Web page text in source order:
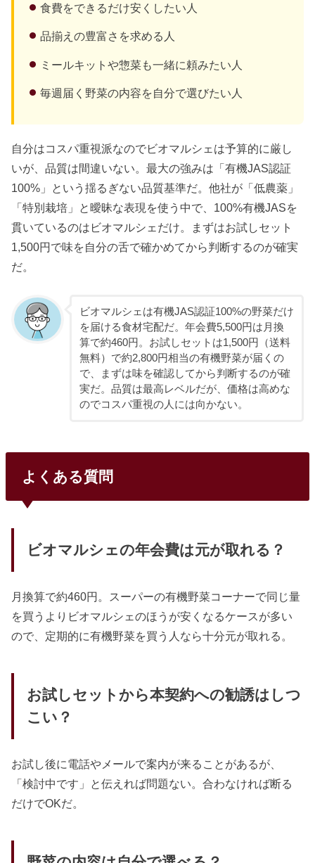
食費をできるだけ安くしたい人
品揃えの豊富さを求める人
ミールキットや惣菜も一緒に頼みたい人
毎週届く野菜の内容を自分で選びたい人
自分はコスパ重視派なのでビオマルシェは予算的に厳し
いが、品質は間違いない。最大の強みは「有機JAS認証
100%」という揺るぎない品質基準だ。他社が「低農薬」
「特別栽培」と曖昧な表現を使う中で、100%有機JASを
貫いているのはビオマルシェだけ。まずはお試しセット
1,500円で味を自分の舌で確かめてから判断するのが確実
だ。
ビオマルシェは有機JAS認証100%の野菜だけ
を届ける食材宅配だ。年会費5,500円は月換
算で約460円。お試しセットは1,500円（送料
無料）で約2,800円相当の有機野菜が届くの
で、まずは味を確認してから判断するのが確
実だ。品質は最高レベルだが、価格は高めな
のでコスパ重視の人には向かない。
よくある質問
ビオマルシェの年会費は元が取れる？
月換算で約460円。スーパーの有機野菜コーナーで同じ量
を買うよりビオマルシェのほうが安くなるケースが多い
ので、定期的に有機野菜を買う人なら十分元が取れる。
お試しセットから本契約への勧誘はしつ
こい？
お試し後に電話やメールで案内が来ることがあるが、
「検討中です」と伝えれば問題ない。合わなければ断る
だけでOKだ。